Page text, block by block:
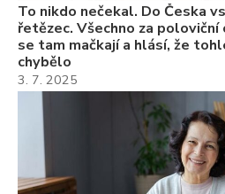
To nikdo nečekal. Do Česka
řetězec. Všechno za poloviční
se tam mačkají a hlásí, že
chybělo
3. 7. 2025